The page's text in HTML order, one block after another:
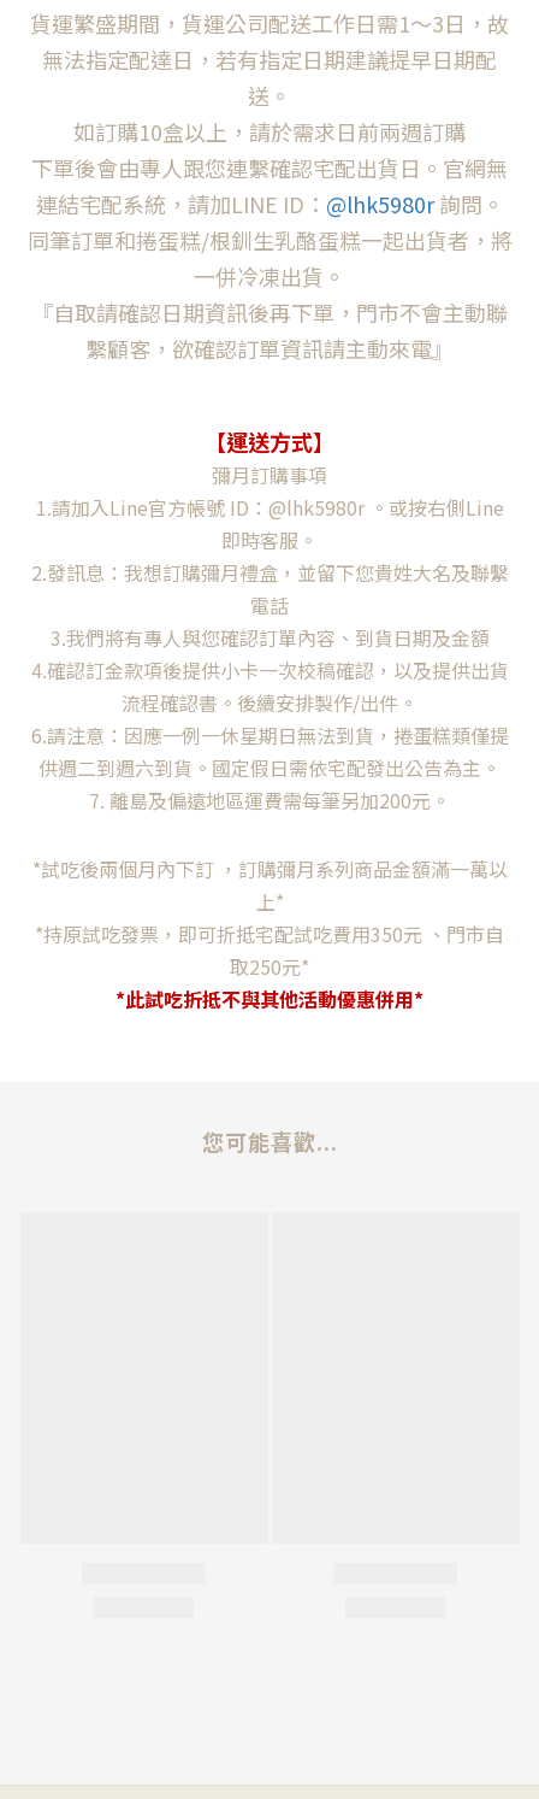
貨運繁盛期間，貨運公司配送工作日需1～3日，故
無法指定配達日，若有指定日期建議提早日期配
送。
如訂購10盒以上，請於需求日前兩週訂購
下單後會由專人跟您連繫確認宅配出貨日。官網無
連結宅配系統，請加LINE ID： @lhk5980r詢問。
同筆訂單和捲蛋糕/根釧生乳酪蛋糕一起出貨者，將
一併冷凍出貨。
『自取請確認日期資訊後再下單，門市不會主動聯
繫顧客，欲確認訂單資訊請主動來電』
【運送方式】
彌月訂購事項
1.請加入Line官方帳號 ID：@lhk5980r 。或按右側Line
即時客服。
2.發訊息：我想訂購彌月禮盒，並留下您貴姓大名及聯繫
電話
3.我們將有專人與您確認訂單內容、到貨日期及金額
4.確認訂金款項後提供小卡一次校稿確認，以及提供出貨
流程確認書。後續安排製作/出件。
6.請注意：因應一例一休星期日無法到貨，捲蛋糕類僅提
供週二到週六到貨。國定假日需依宅配發出公告為主。
7. 離島及偏遠地區運費需每筆另加200元。
*試吃後兩個月內下訂 ， 訂購彌月系列商品金額滿一萬以
上*
*持原試吃發票，即可折抵宅配試吃費用350元 、門市自
取250元*
*此試吃折抵不與其他活動優惠併用*
您可能喜歡...